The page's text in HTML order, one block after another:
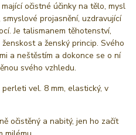
očistné účinky na tělo, mysl
projasnění, uzdravující
Je talismanem těhotenství,
a ženský princip. Svého
a neštěstím a dokonce se o ní
svého vzhledu.
vel. 8 mm, elastický, v
očistěný a nabitý, jen ho začít